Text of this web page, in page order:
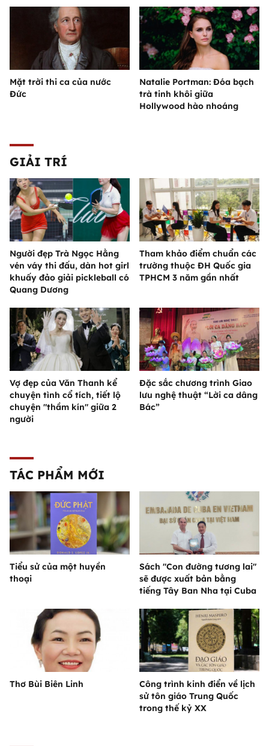
Mặt trời thi ca của nước
Đức
Natalie Portman: Đóa bạch
trà tinh khôi giữa
Hollywood hào nhoáng
GIẢI TRÍ
Người đẹp Trà Ngọc Hằng
vén váy thi đấu, dàn hot girl
khuấy đảo giải pickleball có
Quang Dương
Tham khảo điểm chuẩn các
trường thuộc ĐH Quốc gia
TPHCM 3 năm gần nhất
Vợ đẹp của Văn Thanh kể
chuyện tình cổ tích, tiết lộ
chuyện "thầm kín" giữa 2
người
Đặc sắc chương trình Giao
lưu nghệ thuật “Lời ca dâng
Bác”
TÁC PHẨM MỚI
Tiểu sử của một huyền
thoại
Sách "Con đường tương lai"
sẽ được xuất bản bằng
tiếng Tây Ban Nha tại Cuba
Thơ Bùi Biên Linh
Công trình kinh điển về lịch
sử tôn giáo Trung Quốc
trong thế kỷ XX